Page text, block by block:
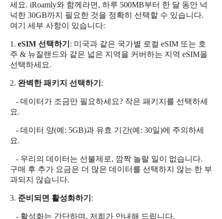
세요. iRoamly와 함께라면, 하루 500MB부터 한 달 동안 넉
넉한 30GB까지 필요한 것을 정확히 선택할 수 있습니다.
여기 세부 사항이 있습니다:
1. eSIM 선택하기 : 미국과 같은 국가별 로컬 eSIM 또는 호
주 & 뉴질랜드와 같은 넓은 지역을 커버하는 지역 eSIM을
선택하세요.
2. 완벽한 패키지 선택하기 :
- 데이터가 조금만 필요하세요? 작은 패키지를 선택하세
요.
- 데이터 양(예: 5GB)과 유효 기간(예: 30일)에 주의하세
요.
- 우리의 데이터는 선불제로, 깜짝 놀랄 일이 없습니다.
구매 후 추가 요금은 더 많은 데이터를 선택하지 않는 한 부
과되지 않습니다.
3. 준비되면 활성화하기 :
- 활성화는 간단하며, 저희가 안내해 드립니다.